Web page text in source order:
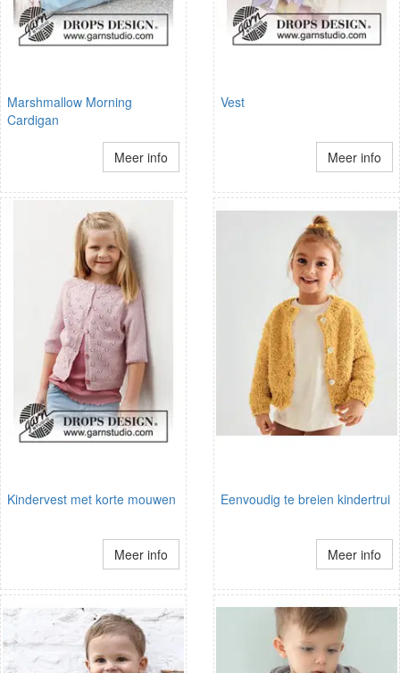
Marshmallow Morning
Cardigan
Meer info
Vest
Meer info
Kindervest met korte mouwen
Meer info
Eenvoudig te breien kindertrui
Meer info